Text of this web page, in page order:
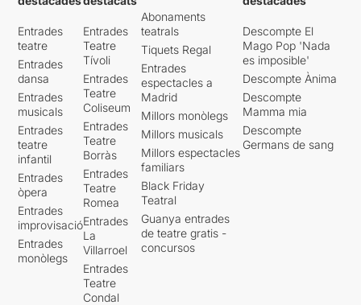
Entrades
teatre
Entrades
dansa
Entrades
musicals
Entrades
teatre
infantil
Entrades
òpera
Entrades
improvisació
Entrades
monòlegs
Entrades
Teatre
Tívoli
Entrades
Teatre
Coliseum
Entrades
Teatre
Borràs
Entrades
Teatre
Romea
Entrades
La
Villarroel
Entrades
Teatre
Condal
Abonaments
teatrals
Tiquets Regal
Entrades
espectacles a
Madrid
Millors monòlegs
Millors musicals
Millors espectacles
familiars
Black Friday
Teatral
Guanya entrades
de teatre gratis -
concursos
Descompte El
Mago Pop 'Nada
es imposible'
Descompte Ànima
Descompte
Mamma mia
Descompte
Germans de sang